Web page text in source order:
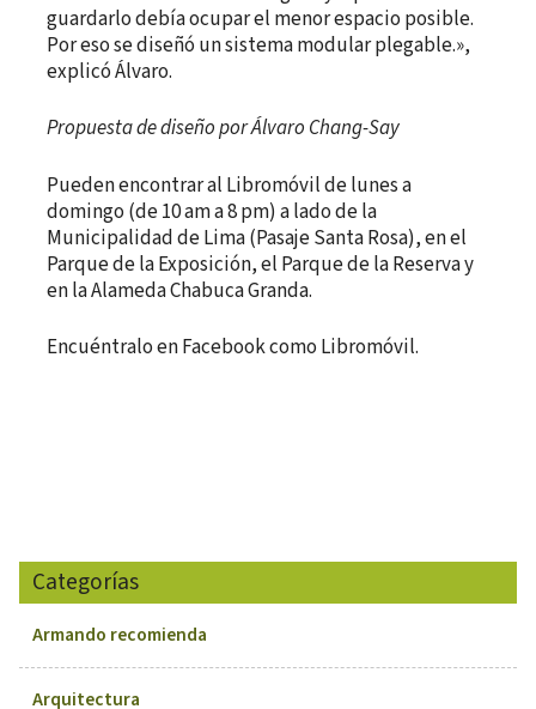
guardarlo debía ocupar el menor espacio posible.
Por eso se diseñó un sistema modular plegable.»,
explicó Álvaro.
Propuesta de diseño por Álvaro Chang-Say
Pueden encontrar al Libromóvil de lunes a
domingo (de 10 am a 8 pm) a lado de la
Municipalidad de Lima (Pasaje Santa Rosa), en el
Parque de la Exposición, el Parque de la Reserva y
en la Alameda Chabuca Granda.
Encuéntralo en Facebook como Libromóvil.
Categorías
Armando recomienda
Arquitectura